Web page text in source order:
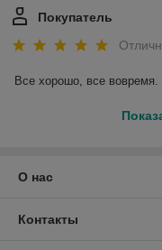
Покупатель
Все хорошо, все
О нас
Контакты